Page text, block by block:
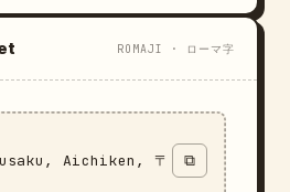
ROMAJI · ローマ字
Aichiken, 〒
⧉